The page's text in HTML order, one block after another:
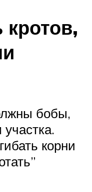
кротов,
бобы,
корни